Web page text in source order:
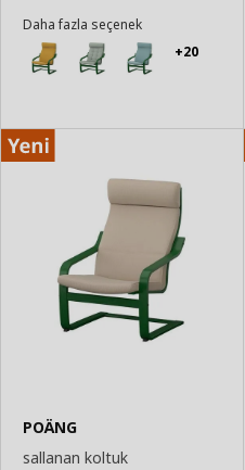
Daha fazla seçenek
+20
POÄNG
sallanan koltuk